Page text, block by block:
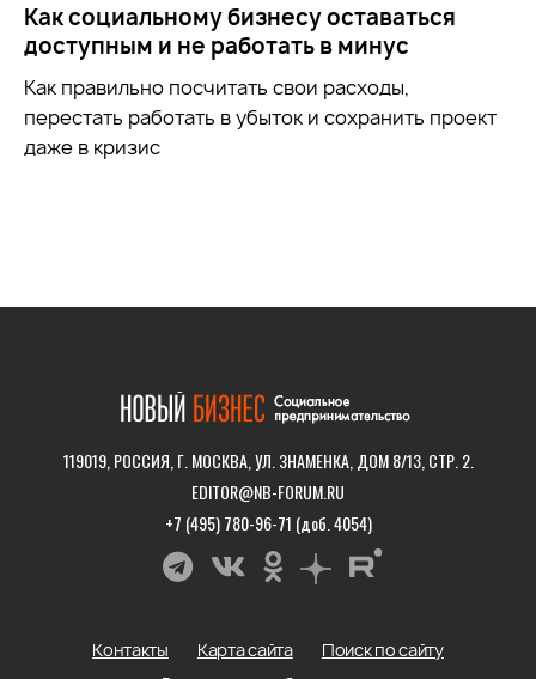
Как социальному бизнесу оставаться
доступным и не работать в минус
Как правильно посчитать свои расходы,
перестать работать в убыток и сохранить проект
даже в кризис
119019, РОССИЯ, Г. МОСКВА, УЛ. ЗНАМЕНКА, ДОМ 8/13, СТР. 2.
EDITOR@NB-FORUM.RU
+7 (495) 780-96-71 (доб. 4054)
Контакты Карта сайта
Поиск по сайту